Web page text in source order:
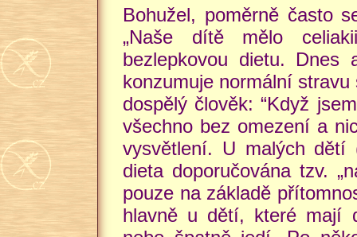
Bohužel, poměrně často
„Naše dítě mělo
bezlepkovou dietu.
konzumuje normální
dospělý člověk: “Když
všechno bez omezení a
vysvětlení. U malých dětí
dieta doporučována tzv.
pouze na základě
hlavně u dětí, které mají